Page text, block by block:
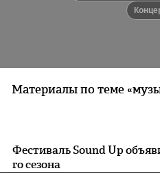
Материалы по теме
Фестиваль Sound Up
го сезона